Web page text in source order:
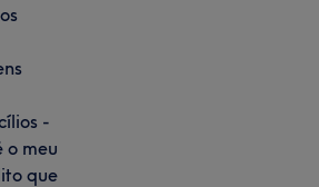
-
o meu
que